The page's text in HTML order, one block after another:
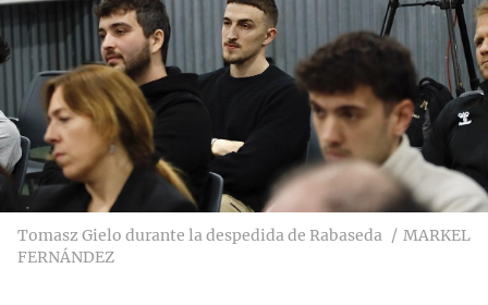
Tomasz Gielo durante la despedida de Rabaseda
MARKEL
FERNÁNDEZ